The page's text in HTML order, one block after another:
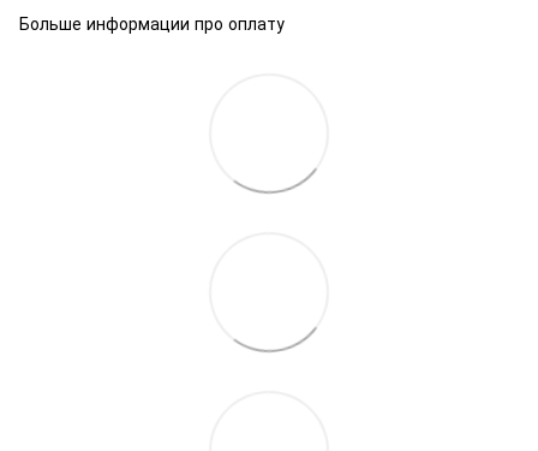
Больше информации про оплату